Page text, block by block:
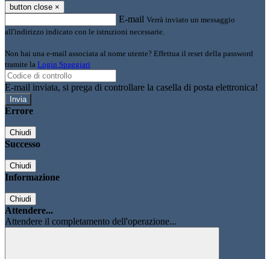
button close ×
E-mail Verrà inviato un messaggio
all'indirizzo indicato con le istruzioni necessarie.
Non hai una e-mail associata al nome utente? Effettua il reset della password
tramite la Login Spaggiari
E-mail inviata, si prega di controllare la casella di posta elettronica!
Errore
Chiudi
Successo
Chiudi
Informazione
Chiudi
Attendere...
Attendere il completamento dell'operazione...